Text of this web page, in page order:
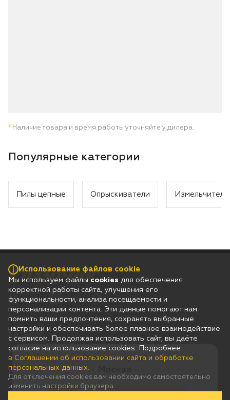
Это ваш город?
* Наличие товара и время работы уточняйте у дилера.
Популярные категории
Пилы цепные Опрыскиватели Измельчители
Гарантия
Покупателям
Дилерам
Каталог
Использование файлов cookie
Мы используем файлы cookies для обеспечения
корректной работы сайта, улучшения его
функциональности, анализа посещаемости и
персонализации контента. Эти данные помогают нам
помнить ваши предпочтения, сохранять выбранные
настройки и обеспечивать более плавное взаимодействие
с сервисом. Продолжая использовать сайт, вы даёте
согласие на использование cookies. Подробнее
в Соглашении об использовании сайта и обработке
персональных данных.
Для отключения cookies вам необходимо самостоятельно
изменить настройки браузера.